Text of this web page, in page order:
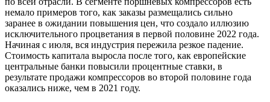
немало примеров того, как заказы размещались сильно
заранее в ожидании повышения цен, что создало иллюзию
исключительного процветания в первой половине 2022 года.
Начиная с июля, вся индустрия пережила резкое падение.
Стоимость капитала выросла после того, как европейские
центральные банки повысили процентные ставки, в
результате продажи компрессоров во второй половине года
оказались ниже, чем в 2021 году.